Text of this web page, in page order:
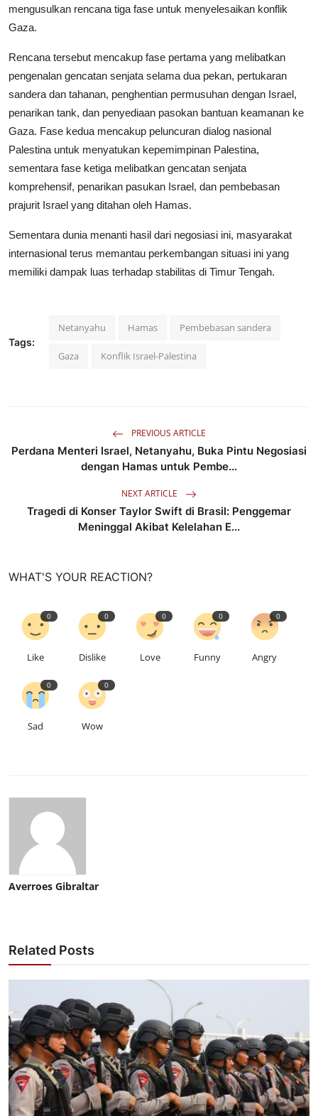
mengusulkan rencana tiga fase untuk menyelesaikan konflik
Gaza.
Rencana tersebut mencakup fase pertama yang melibatkan
pengenalan gencatan senjata selama dua pekan, pertukaran
sandera dan tahanan, penghentian permusuhan dengan Israel,
penarikan tank, dan penyediaan pasokan bantuan keamanan ke
Gaza. Fase kedua mencakup peluncuran dialog nasional
Palestina untuk menyatukan kepemimpinan Palestina,
sementara fase ketiga melibatkan gencatan senjata
komprehensif, penarikan pasukan Israel, dan pembebasan
prajurit Israel yang ditahan oleh Hamas.
Sementara dunia menanti hasil dari negosiasi ini, masyarakat
internasional terus memantau perkembangan situasi ini yang
memiliki dampak luas terhadap stabilitas di Timur Tengah.
Tags:
Netanyahu Hamas Pembebasan sandera
Gaza Konflik Israel-Palestina
PREVIOUS ARTICLE
Perdana Menteri Israel, Netanyahu, Buka Pintu Negosiasi
dengan Hamas untuk Pembe...
NEXT ARTICLE
Tragedi di Konser Taylor Swift di Brasil: Penggemar
Meninggal Akibat Kelelahan E...
WHAT'S YOUR REACTION?
0
Like
0
Dislike
0
Love
0
Funny
0
Angry
0
Sad
0
Wow
Averroes Gibraltar
Related Posts